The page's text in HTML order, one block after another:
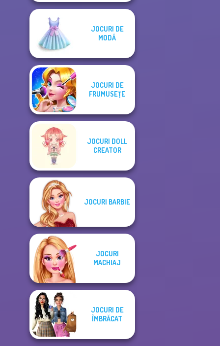
JOCURI DE
MODĂ
JOCURI DE
FRUMUSEŢE
JOCURI DOLL
CREATOR
JOCURI BARBIE
JOCURI
MACHIAJ
JOCURI DE
ÎMBRĂCAT